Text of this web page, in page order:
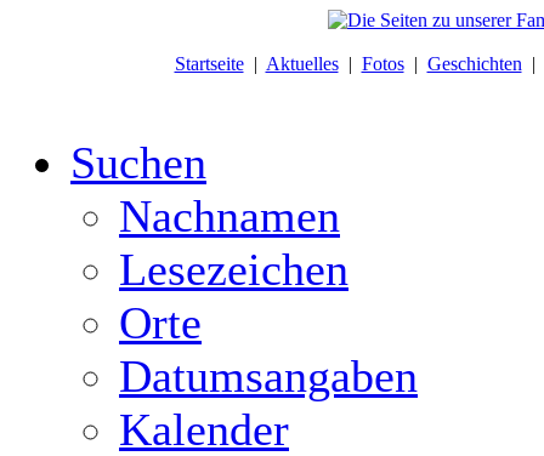
Startseite| Aktuelles| Fotos| Geschichten |
Suchen
Nachnamen
Lesezeichen
Orte
Datumsangaben
Kalender